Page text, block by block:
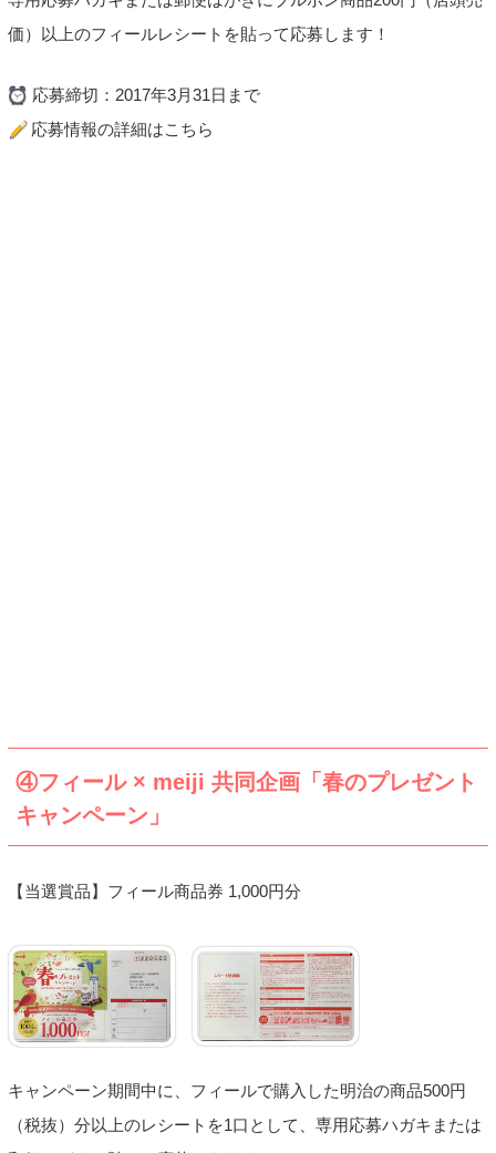
価）以上のフィールレシートを貼って応募します！
応募締切：2017年3月31日まで
応募情報の詳細はこちら
④フィール × meiji 共同企画「春のプレゼント
キャンペーン」
【当選賞品】フィール商品券 1,000円分
キャンペーン期間中に、フィールで購入した明治の商品500円
（税抜）分以上のレシートを1口として、専用応募ハガキまたは